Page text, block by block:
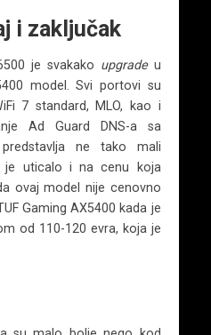
i zaključak
je svakako upgradeu
model. Svi portovi su
7 standard, MLO, kao i
Ad Guard DNS-a sa
ne tako mali
je uticalo i na cenu koja
ovaj model nije cenovno
Gaming AX5400 kada je
od 110-120 evra, koja je